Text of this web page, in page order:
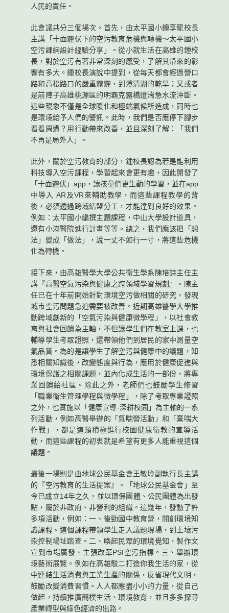
人民的責任。
此會議共分三個場次。首先，由太平國小鍾享龍校長
主講「十面霾伏下的空污教育危機與轉機～太平國小
空污課綱設計經驗分享」。從小就生活在高雄的鍾校
長，對於空污有著非常深刻的感受，了解其帶來的影
響有多大。鍾校長演說中提到，從每天都會經過營口
路和高松路口的嚴重霧霾，到澄清湖的乾旱；又或者
是前陣子高雄桃源區的明霸克露橋遭湍急水流沖斷。
這些現象不僅是全球暖化和極端氣候所造成，同時也
是環境給予人們的警訊。此時，我們是否應停下腳步
看看周遭？用行動帶來改善，並且深刻了解：「我們
不再是局外人」。
此外，關於空污教育的部分，鍾校長認為若是能利用
科技導入空污課程，學習起來會更有趣，因此開發了
「十面霾伏」app，讓孩童們更生動的學習，並在app
中導入 AR及VR來輔助教學，而這些課程教學的背
後，必須透過跨域結盟分工，才能達到良好的效果。
例如：太平國小編撰主題課程，中山大學設計道具，
還有小港醫院進行計畫等等。總之，我們應該把「想
法」變成「做法」，說一丈不如行一寸，將這些危機
化為轉機。
接下來，由高雄醫學大學公共衛生學系陳培詩主任主
講『高醫空氣污染與健康之跨領域學習規劃』。陳主
任已在十年前開始針對環境空污做相關的研究，發現
城市空污問題急迫需要被改善。近期高雄醫學大學推
動跨域創新的「空氣污染與健康微學程」，以社會教
育與社會回饋為主軸，不但讓學生們在教室上課，也
輔導學生考取證照，還帶領他們到居民的家中測量空
氣品質。為的是讓學生了解空污與健康中的議題，知
悉相關知識後，改變態度與行為，應用於健康促進與
環境保護之相關課題，並內化成生活的一部份，將專
業回饋給社區。除此之外，老師們也鼓勵學生修習
「職業衛生管理學程與微學程」，除了考取專業證照
之外，也實施以「健康宣導-深耕校園」為主軸的一系
列活動，例如高醫舉辦的「氣喘營活動」和「棄喘大
作戰」，都是這類積極進行校園健康衛教的宣導活
動，而這些課程的初衷就是希望有更多人能重視這個
議題。
最後一場則是由地球公民基金會王敏玲副執行長主講
的『空污教育的生活提案』。「地球公民基金會」至
今已成立14年之久，並以環保團體、公民團體為出發
點，屬於非政府、非營利的組織。這幾年，發動了許
多項活動，例如：一、後勁國中教育營，開創環境知
識課程。這個課程帶領學生走入議題現場，到土壤污
染控制場址踏查。二、喚起民眾的環境覺知，製作文
宣到市場廣發、主張改革PSI空污指標。三、舉辦環
境藝術展覽。例如在高雄駁二打造你我生活的家，從
中連結生活消費與工業生產的關係，反省現代文明，
鼓勵改變消費習慣。人人都應盡小小的力量，從自己
做起，持續推廣簡樸生活、環境教育，並且多多探尋
產業轉型與綠色經濟的出路。